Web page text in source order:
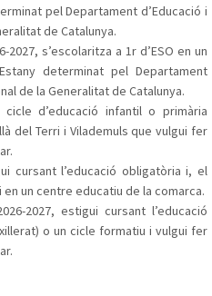
pel Departament d’Educació i
de Catalunya.
s’escolaritza a 1r d’ESO en un
determinat pel Departament
de la Generalitat de Catalunya.
d’educació infantil o primària
del Terri i Vilademuls que vulgui fer
cursant l’educació obligatòria i, el
un centre educatiu de la comarca.
2027, estigui cursant l’educació
o un cicle formatiu i vulgui fer